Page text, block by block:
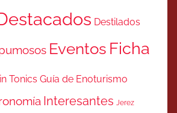
Destilados
Eventos Ficha
Tonics Guía de Enoturismo
Interesantes Jerez